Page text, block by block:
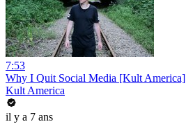
7:53
Why I Quit Social Media [Kult America]
Kult America
il y a 7 ans